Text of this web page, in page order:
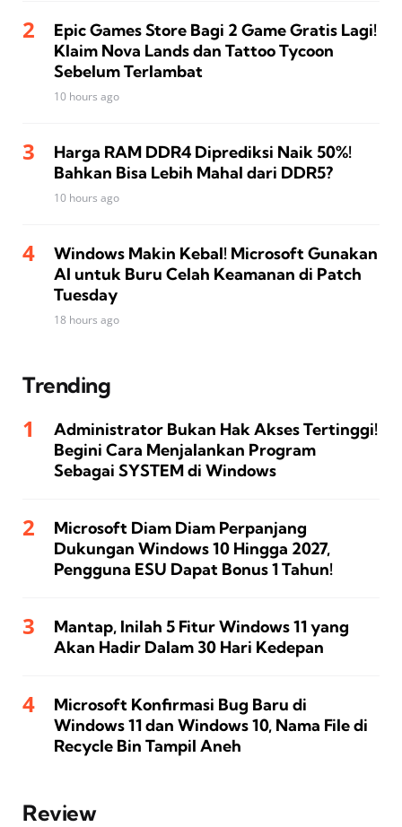
Epic Games Store Bagi 2 Game Gratis Lagi!
Klaim Nova Lands dan Tattoo Tycoon
Sebelum Terlambat
10 hours ago
Harga RAM DDR4 Diprediksi Naik 50%!
Bahkan Bisa Lebih Mahal dari DDR5?
10 hours ago
Windows Makin Kebal! Microsoft Gunakan
AI untuk Buru Celah Keamanan di Patch
Tuesday
18 hours ago
Trending
Administrator Bukan Hak Akses Tertinggi!
Begini Cara Menjalankan Program
Sebagai SYSTEM di Windows
Microsoft Diam Diam Perpanjang
Dukungan Windows 10 Hingga 2027,
Pengguna ESU Dapat Bonus 1 Tahun!
Mantap, Inilah 5 Fitur Windows 11 yang
Akan Hadir Dalam 30 Hari Kedepan
Microsoft Konfirmasi Bug Baru di
Windows 11 dan Windows 10, Nama File di
Recycle Bin Tampil Aneh
Review